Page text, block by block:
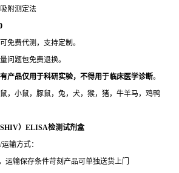
附测定法
免费代测，支持定制。
问题包免费退换。
产品仅用于科研实验，不得用于临床医学诊断。
，小鼠，豚鼠，兔，犬，猴，猪，牛羊马，鸡鸭
）ELISA检测试剂盒
输方式：
运输保存条件苛刻产品可单独送货上门